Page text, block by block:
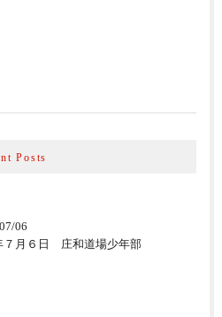
Posts
06
７月６日 庄和道場少年部